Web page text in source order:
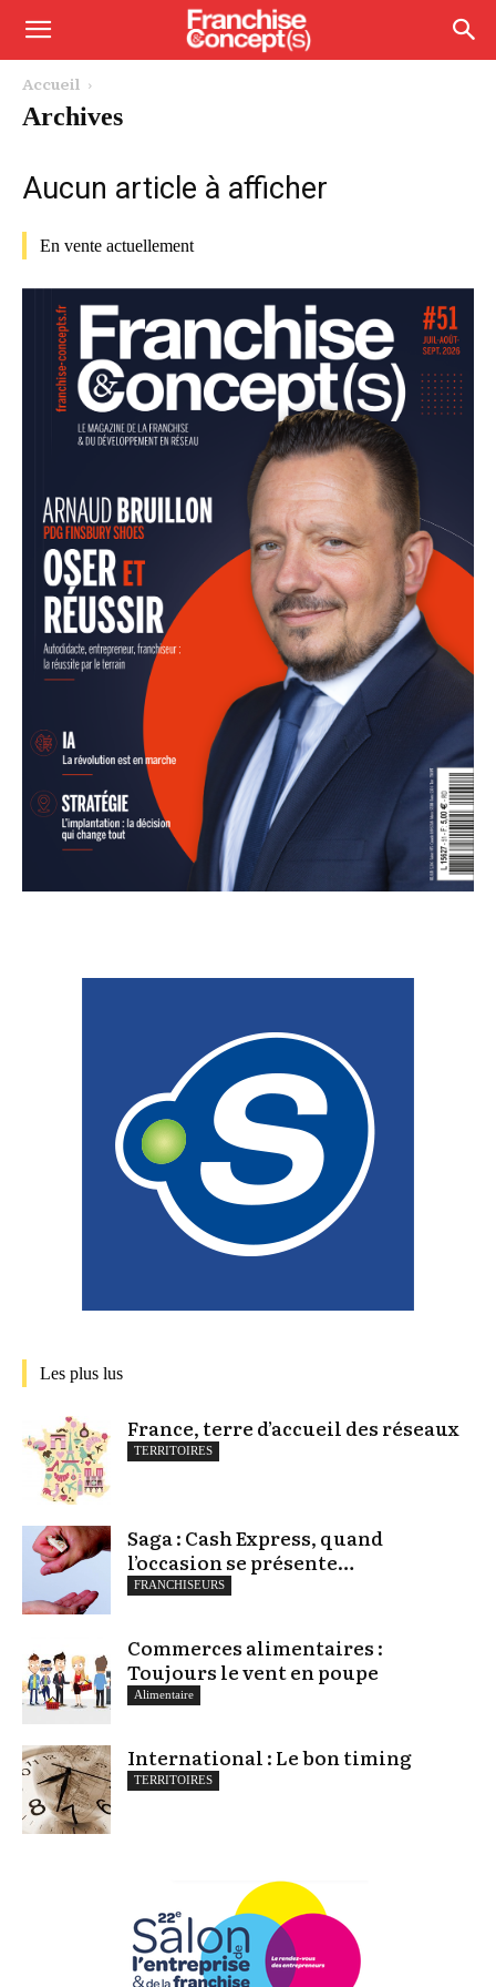
Accueil
Archives
Aucun article à afficher
En vente actuellement
Les plus lus
France, terre d’accueil des réseaux
TERRITOIRES
Saga : Cash Express, quand
l’occasion se présente…
FRANCHISEURS
Commerces alimentaires :
Toujours le vent en poupe
Alimentaire
International : Le bon timing
TERRITOIRES